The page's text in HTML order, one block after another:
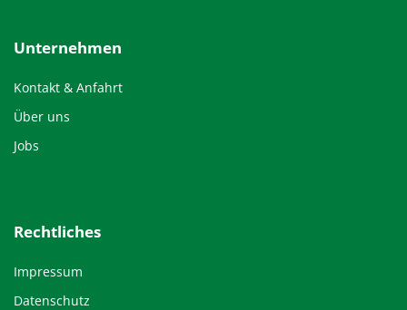
Unternehmen
Kontakt & Anfahrt
Über uns
Jobs
Rechtliches
Impressum
Datenschutz